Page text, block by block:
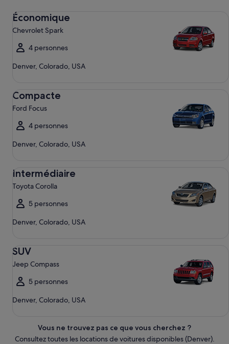
Économique
Chevrolet Spark
4 personnes
Denver, Colorado, USA
Économique Chevrolet Spark
Compacte
Ford Focus
4 personnes
Denver, Colorado, USA
Intermédiaire
Toyota Corolla
5 personnes
Denver, Colorado, USA
SUV
Jeep Compass
5 personnes
Denver, Colorado, USA
Vous ne trouvez pas ce que vous cherchez ?
Consultez toutes les locations de voitures disponibles (Denver).